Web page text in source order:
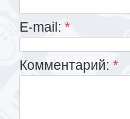
E-mail: *
Комментарий: *